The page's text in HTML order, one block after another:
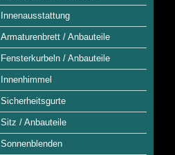
Innenausstattung
Armaturenbrett / Anbauteile
Fensterkurbeln / Anbauteile
Innenhimmel
Sicherheitsgurte
Sitz / Anbauteile
Sonnenblenden